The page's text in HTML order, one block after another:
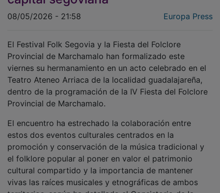
08/05/2026 - 21:58
Provincial de Marchamalo han formalizado este
viernes su hermanamiento en un acto celebrado en el
Teatro Ateneo Arriaca de la localidad guadalajareña,
dentro de la programación de la IV Fiesta del Folclore
Provincial de Marchamalo.
estos dos eventos culturales centrados en la
promoción y conservación de la música tradicional y
el folklore popular al poner en valor el patrimonio
cultural compartido y la importancia de mantener
vivas las raíces musicales y etnográficas de ambos
territorios, según ha detallado el Consistorio de la